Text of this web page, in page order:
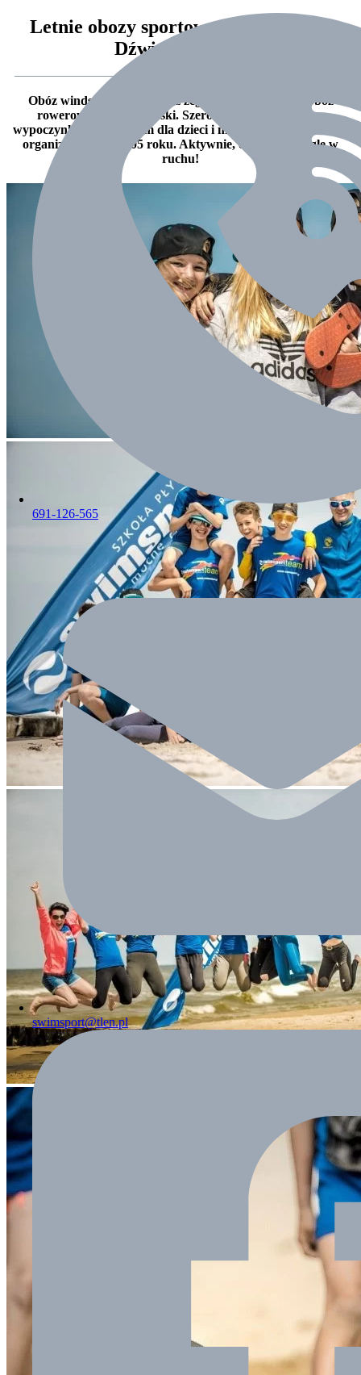
691-126-565
swimsport@tlen.pl
Letnie obozy sportowe nad morzem-
Dźwirzyno 2018
Obóz windsurfingowy, obóz żeglarski, obóz konny, obóz
rowerowy, obóz piłkarski. Szeroka oferta aktywnego
wypoczynku nad morzem dla dzieci i młodzieży . Nasze obozy
organizujemy od 2005 roku. Aktywnie, ciekawie i ciągle w
ruchu!